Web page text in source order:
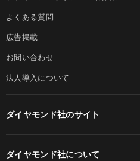
よくある質問
広告掲載
お問い合わせ
法人導入について
ダイヤモンド社のサイト
ダイヤモンド社について